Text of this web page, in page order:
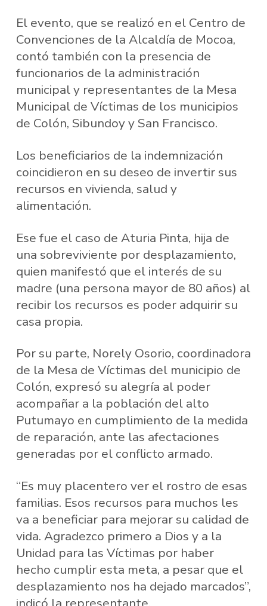
El evento, que se realizó en el Centro de
Convenciones de la Alcaldía de Mocoa,
contó también con la presencia de
funcionarios de la administración
municipal y representantes de la Mesa
Municipal de Víctimas de los municipios
de Colón, Sibundoy y San Francisco.
Los beneficiarios de la indemnización
coincidieron en su deseo de invertir sus
recursos en vivienda, salud y
alimentación.
Ese fue el caso de Aturia Pinta, hija de
una sobreviviente por desplazamiento,
quien manifestó que el interés de su
madre (una persona mayor de 80 años) al
recibir los recursos es poder adquirir su
casa propia.
Por su parte, Norely Osorio, coordinadora
de la Mesa de Víctimas del municipio de
Colón, expresó su alegría al poder
acompañar a la población del alto
Putumayo en cumplimiento de la medida
de reparación, ante las afectaciones
generadas por el conflicto armado.
“Es muy placentero ver el rostro de esas
familias. Esos recursos para muchos les
va a beneficiar para mejorar su calidad de
vida. Agradezco primero a Dios y a la
Unidad para las Víctimas por haber
hecho cumplir esta meta, a pesar que el
desplazamiento nos ha dejado marcados”,